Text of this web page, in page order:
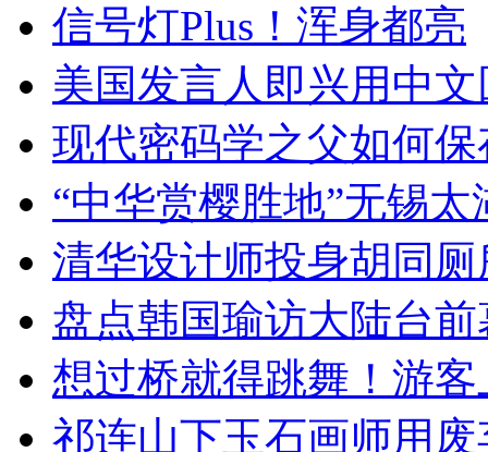
信号灯Plus！浑身都亮
美国发言人即兴用中
现代密码学之父如何
“中华赏樱胜地”无锡
清华设计师投身胡同
盘点韩国瑜访大陆台
想过桥就得跳舞！游客
祁连山下玉石画师用